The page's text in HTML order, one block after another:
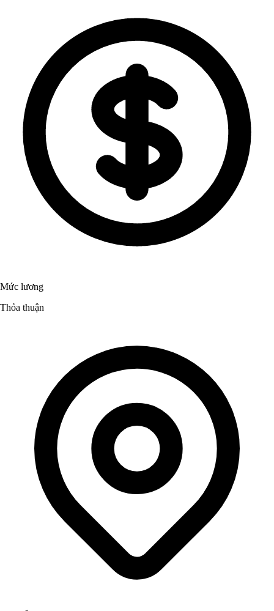
Mức lương
Thỏa thuận